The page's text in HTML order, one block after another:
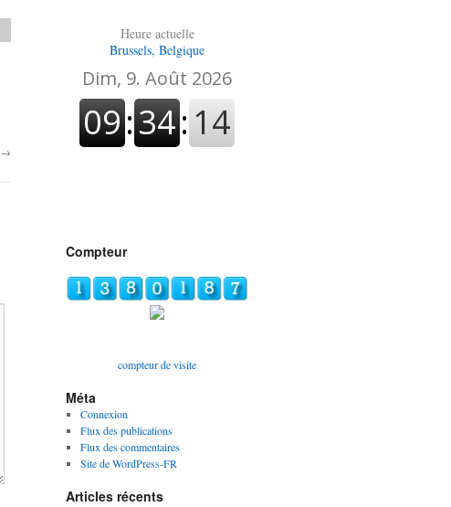
→
Heure actuelle
Brussels, Belgique
Compteur
compteur de visite
Méta
Connexion
Flux des publications
Flux des commentaires
Site de WordPress-FR
Articles récents